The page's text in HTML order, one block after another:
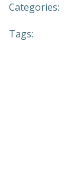
Categories:
Tags: